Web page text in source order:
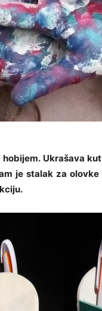
Ukrašava
je stalak za